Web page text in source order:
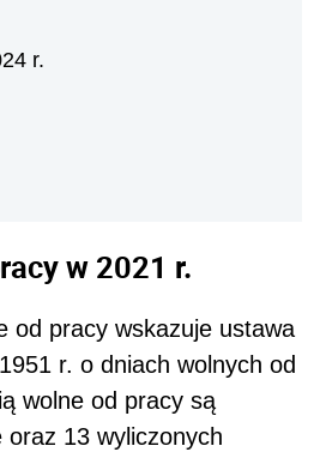
r.
w 2021 r.
od pracy wskazuje ustawa
r. o dniach wolnych od
wolne od pracy są
oraz 13 wyliczonych